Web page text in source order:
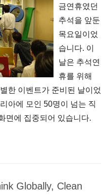
금연휴였던
추석을 앞둔
목요일이었
습니다. 이
날은 추석연
휴를 위해
한 이벤트가 준비된 날이었
아에 모인 50명이 넘는 직
면에 집중되어 있습니다.
Globally, Clean